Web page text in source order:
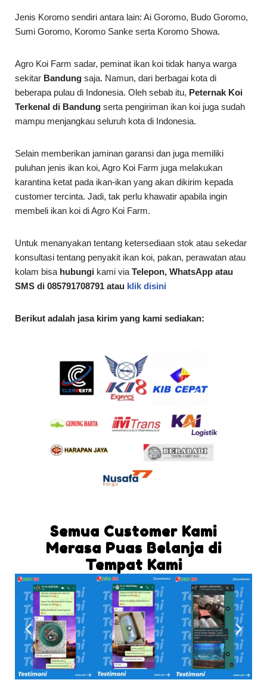
Jenis Koromo sendiri antara lain: Ai Goromo, Budo Goromo,
Sumi Goromo, Koromo Sanke serta Koromo Showa.
Agro Koi Farm sadar, peminat ikan koi tidak hanya warga
sekitar Bandung saja. Namun, dari berbagai kota di
beberapa pulau di Indonesia. Oleh sebab itu, Peternak Koi
Terkenal di Bandung serta pengiriman ikan koi juga sudah
mampu menjangkau seluruh kota di Indonesia.
Selain memberikan jaminan garansi dan juga memiliki
puluhan jenis ikan koi, Agro Koi Farm juga melakukan
karantina ketat pada ikan-ikan yang akan dikirim kepada
customer tercinta. Jadi, tak perlu khawatir apabila ingin
membeli ikan koi di Agro Koi Farm.
Untuk menanyakan tentang ketersediaan stok atau sekedar
konsultasi tentang penyakit ikan koi, pakan, perawatan atau
kolam bisa hubungi kami viaTelepon, WhatsApp atau
SMS di 085791708791 atau klik disini
Berikut adalah jasa kirim yang kami sediakan:
Semua Customer Kami
Merasa Puas Belanja di
Tempat Kami